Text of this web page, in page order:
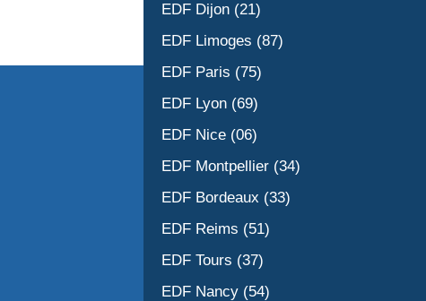
EDF Dijon (21)
EDF Limoges (87)
EDF Paris (75)
EDF Lyon (69)
EDF Nice (06)
EDF Montpellier (34)
EDF Bordeaux (33)
EDF Reims (51)
EDF Tours (37)
EDF Nancy (54)